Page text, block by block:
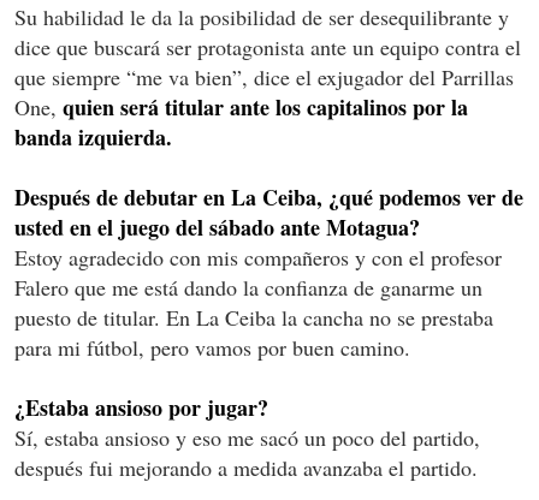
Su habilidad le da la posibilidad de ser desequilibrante y
dice que buscará ser protagonista ante un equipo contra el
que siempre “me va bien”, dice el exjugador del Parrillas
One, quien será titular ante los capitalinos por la
banda izquierda.
Después de debutar en La Ceiba, ¿qué podemos ver de
usted en el juego del sábado ante Motagua?
Estoy agradecido con mis compañeros y con el profesor
Falero que me está dando la confianza de ganarme un
puesto de titular. En La Ceiba la cancha no se prestaba
para mi fútbol, pero vamos por buen camino.
¿Estaba ansioso por jugar?
Sí, estaba ansioso y eso me sacó un poco del partido,
después fui mejorando a medida avanzaba el partido.